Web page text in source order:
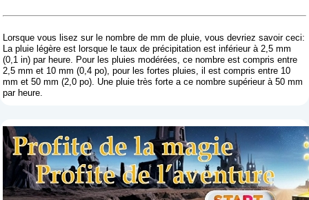
Lorsque vous lisez sur le nombre de mm de pluie, vous devriez savoir ceci:
La pluie légère est lorsque le taux de précipitation est inférieur à 2,5 mm
(0,1 in) par heure. Pour les pluies modérées, ce nombre est compris entre
2,5 mm et 10 mm (0,4 po), pour les fortes pluies, il est compris entre 10
mm et 50 mm (2,0 po). Une pluie très forte a ce nombre supérieur à 50 mm
par heure.